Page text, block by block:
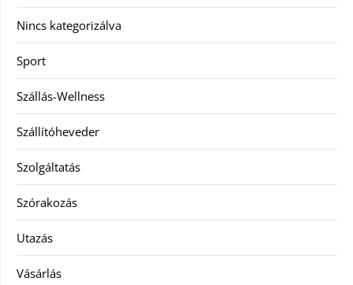
Nincs kategorizálva
Sport
Szállás-Wellness
Szállítóheveder
Szolgáltatás
Szórakozás
Utazás
Vásárlás